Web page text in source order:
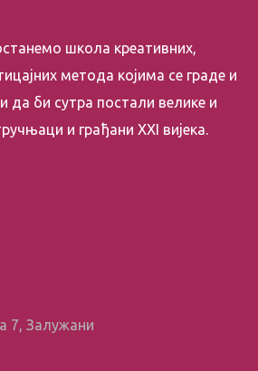
школа креативних,
метода којима се граде и
да би сутра постали велике и
и грађани XXI вијека.
7, Залужани